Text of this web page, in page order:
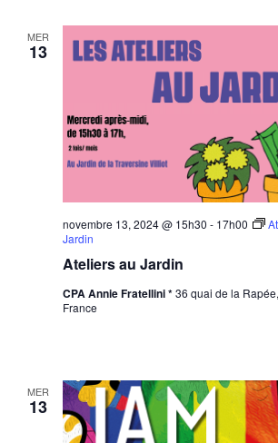
MER
13
Ateliers au Jardin
novembre 13, 2024 @ 15h30 - 17h00
Jardin
CPA Annie Fratellini *36 quai de la
France
MER
13